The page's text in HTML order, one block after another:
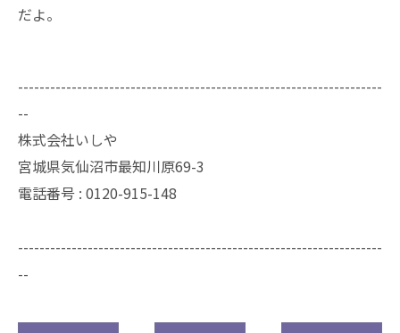
だよ。
--------------------------------------------------------------------
--
株式会社いしや
宮城県気仙沼市最知川原69-3
電話番号 : 0120-915-148
--------------------------------------------------------------------
--